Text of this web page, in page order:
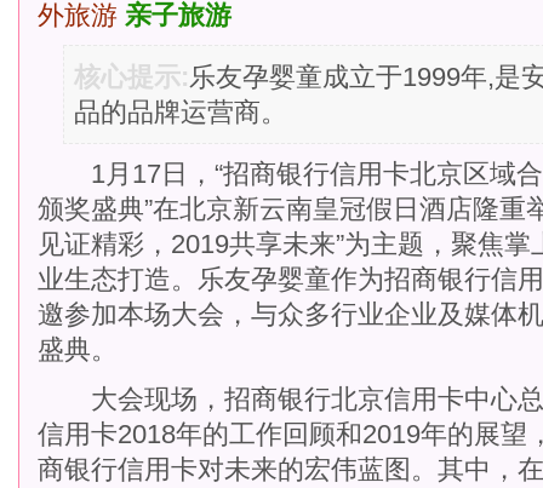
外旅游 亲子旅游
核心提示:乐友孕婴童成立于1999年,是
品的品牌运营商。
1月17日，“招商银行信用卡北京区域
颁奖盛典”在北京新云南皇冠假日酒店隆重
见证精彩，2019共享未来”为主题，聚焦
业生态打造。乐友孕婴童作为招商银行信
邀参加本场大会，与众多行业企业及媒体
盛典。
大会现场，招商银行北京信用卡中心总
信用卡2018年的工作回顾和2019年的展望
商银行信用卡对未来的宏伟蓝图。其中，